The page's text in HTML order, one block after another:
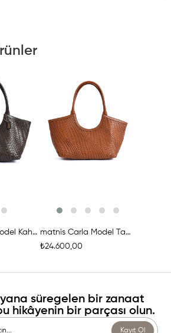
matnis Carla Model Kahverengi Deri Örgü Çanta
matnis Carla Model Taba Rengi Deri Örgü Çanta
₺24.600,00
Ürünü İncele
yana süregelen bir zanaat
hikâyenin bir parçası olun.
Kayıt Ol